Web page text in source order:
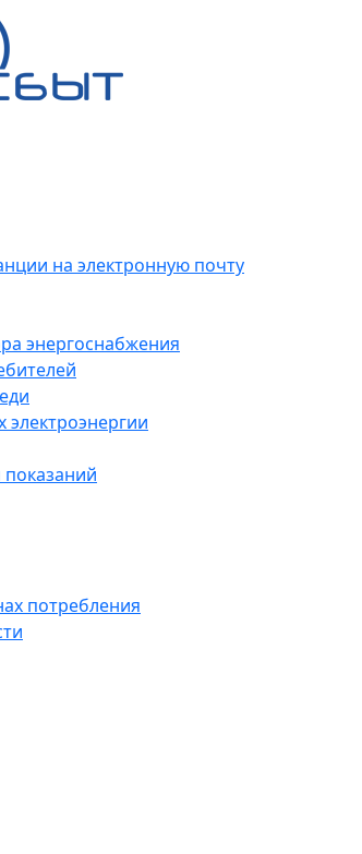
на электронную почту
энергоснабжения
потребления